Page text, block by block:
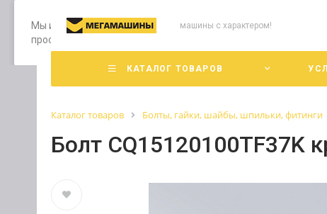
Мы используем файлы cookie, разработанные нашими
просмотр страниц нашего сайта, вы принимаете условия его
машины с характером!
КАТАЛОГ ТОВАРОВ
Каталог товаров Болты, гайки, шайбы, шпильки, фитинги
Болт CQ15120100TF37K